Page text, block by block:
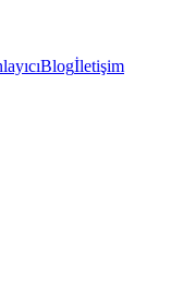
Blogİletişim